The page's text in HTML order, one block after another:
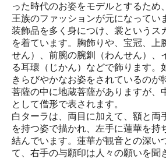
った時代のお姿をモデルとするため
王族のファッションが元になってい
装飾品を多く身につけ、裳というス
を着ています。胸飾りや、宝冠、上
せん）、前腕の腕釧（わんせん）、
る耳環（じかん）などで飾ります。
きらびやかなお姿をされているのが
菩薩の中に地蔵菩薩がありますが、
として僧形で表されます。
白ターラは、両目に加えて、額と両
を持つ姿で描かれ、左手に蓮華を持
結んでいます。蓮華が観音との深い
て、右手の与願印は人々の願いを聞